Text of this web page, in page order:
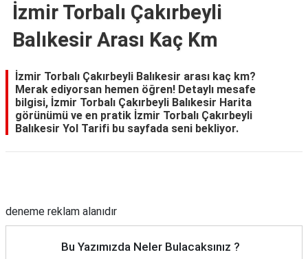
İzmir Torbalı Çakırbeyli
Balıkesir Arası Kaç Km
İzmir Torbalı Çakırbeyli Balıkesir arası kaç km?
Merak ediyorsan hemen öğren! Detaylı mesafe
bilgisi, İzmir Torbalı Çakırbeyli Balıkesir Harita
görünümü ve en pratik İzmir Torbalı Çakırbeyli
Balıkesir Yol Tarifi bu sayfada seni bekliyor.
deneme reklam alanıdır
Bu Yazımızda Neler Bulacaksınız ?